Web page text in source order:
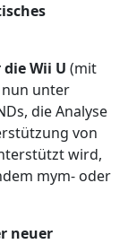
Wii U (mit
unter
die Analyse
von
wird,
mym- oder
neuer